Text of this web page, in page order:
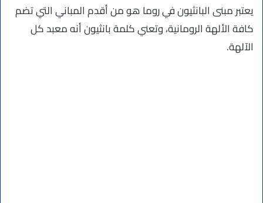
يعتبر مبنى البانثيون في روما هو من أقدم المباني التي تضم
كافة الألهة الرومانية، وتعني كلمة بانثيون أنه معبد كل
الآلهة.